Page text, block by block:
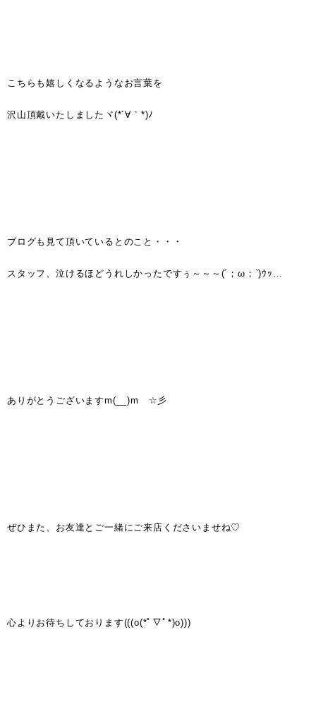
こちらも嬉しくなるようなお言葉を
沢山頂戴いたしましたヾ(*´∀｀*)ﾉ
ブログも見て頂いているとのこと・・・
スタッフ、泣けるほどうれしかったですぅ～～～(´；ω；`)ｳｯ…
ありがとうございますm(__)m ☆彡
ぜひまた、お友達とご一緒にご来店くださいませね♡
心よりお待ちしております(((o(*ﾟ▽ﾟ*)o)))